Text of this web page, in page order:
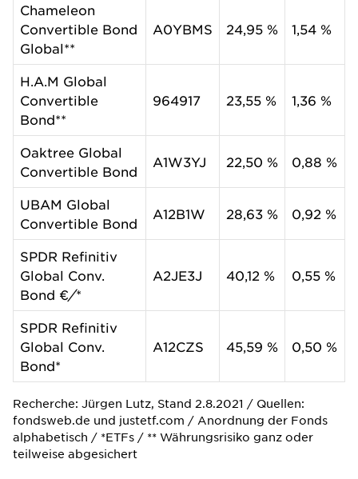
Chameleon
Convertible Bond
Global**
A0YBMS 24,95 % 1,54 %
H.A.M Global
Convertible
Bond**
964917 23,55 % 1,36 %
Oaktree Global
Convertible Bond
A1W3YJ 22,50 % 0,88 %
UBAM Global
Convertible Bond
A12B1W 28,63 % 0,92 %
SPDR Refinitiv
Global Conv.
Bond €/*
A2JE3J 40,12 % 0,55 %
SPDR Refinitiv
Global Conv.
Bond*
A12CZS 45,59 % 0,50 %
Recherche: Jürgen Lutz, Stand 2.8.2021 / Quellen:
fondsweb.de und justetf.com / Anordnung der Fonds
alphabetisch / *ETFs / ** Währungsrisiko ganz oder
teilweise abgesichert